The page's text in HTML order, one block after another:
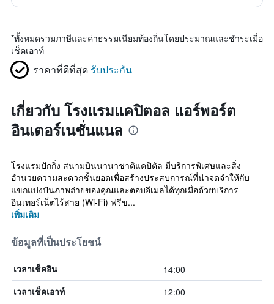
*ทั้งหมดรวมภาษีและค่าธรรมเนียมท้องถิ่นโดยประมาณและชำระเมื่อ
เช็คเอาท์
ราคาที่ดีที่สุด รับประกัน
เกี่ยวกับ โรงแรมแคปิตอล แอร์พอร์ต
อินเตอร์เนชั่นแนล
โรงแรมปักกิ่ง สนามบินนานาชาติแคปิตัล มีบริการพิเศษและสิ่ง
อำนวยความสะดวกชั้นยอดเพื่อสร้างประสบการณ์ที่น่าจดจำให้กับ
แขกแบ่งปันภาพถ่ายของคุณและตอบอีเมลได้ทุกเมื่อด้วยบริการ
อินเทอร์เน็ตไร้สาย (Wi-Fi) ฟรีข...
เพิ่มเติม
ข้อมูลที่เป็นประโยชน์
เวลาเช็คอิน 14:00
เวลาเช็คเอาท์ 12:00